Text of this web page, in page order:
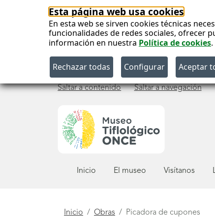
Esta página web usa cookies
En esta web se sirven cookies técnicas
funcionalidades de redes sociales, ofrecer
información en nuestra Política de cookies.
Saltar a contenido Saltar a navegación
Inicio El museo Visítanos
Está
Inicio Obras Picadora de cupones